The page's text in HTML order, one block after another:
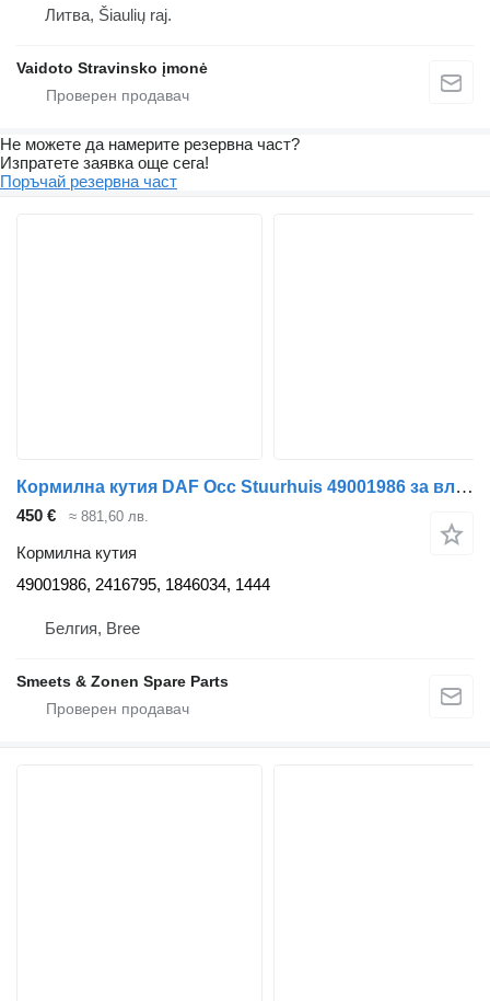
Литва, Šiaulių raj.
Vaidoto Stravinsko įmonė
Не можете да намерите резервна част?
Изпратете заявка още сега!
Поръчай резервна част
Кормилна кутия DAF Occ Stuurhuis 49001986 за влекач
450 € ≈ 881,60 лв.
Кормилна кутия
49001986, 2416795, 1846034, 1444
Белгия, Bree
Smeets & Zonen Spare Parts